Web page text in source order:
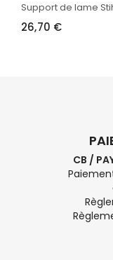
Support de lame
26,70 €
CB /